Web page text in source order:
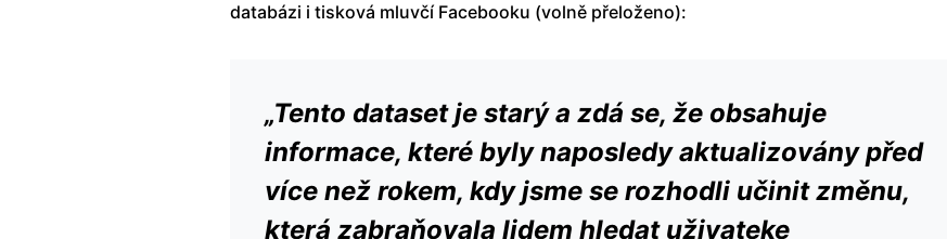
databázi i tisková mluvčí Facebooku (volně přeloženo):
„Tento dataset je starý a zdá se, že obsahuje
informace, které byly naposledy aktualizovány před
více než rokem, kdy jsme se rozhodli učinit změnu,
která zabraňovala lidem hledat uživateke